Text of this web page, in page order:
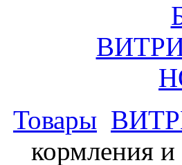
Товары
кормления и